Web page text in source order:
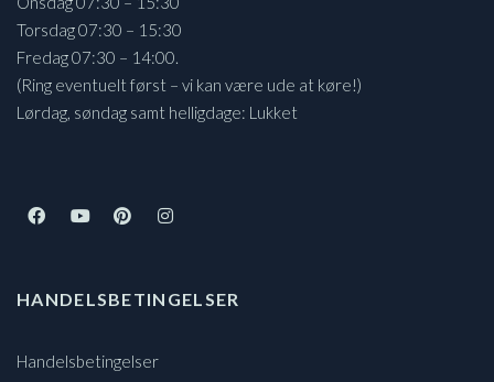
Torsdag 07:30 – 15:30
Fredag 07:30 – 14:00.
(Ring eventuelt først – vi kan være ude at køre!)
Lørdag, søndag samt helligdage: Lukket
HANDELSBETINGELSER
Handelsbetingelser